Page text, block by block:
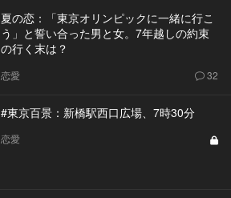
夏の恋：「東京オリンピックに一緒に行こ
う」と誓い合った男と女。7年越しの約束
の行く末は？
恋愛 32
#東京百景：新橋駅西口広場、7時30分
恋愛